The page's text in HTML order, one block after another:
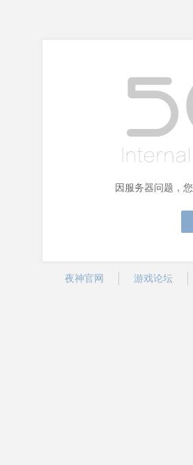
因服务器问题，
夜神官网 游戏论坛